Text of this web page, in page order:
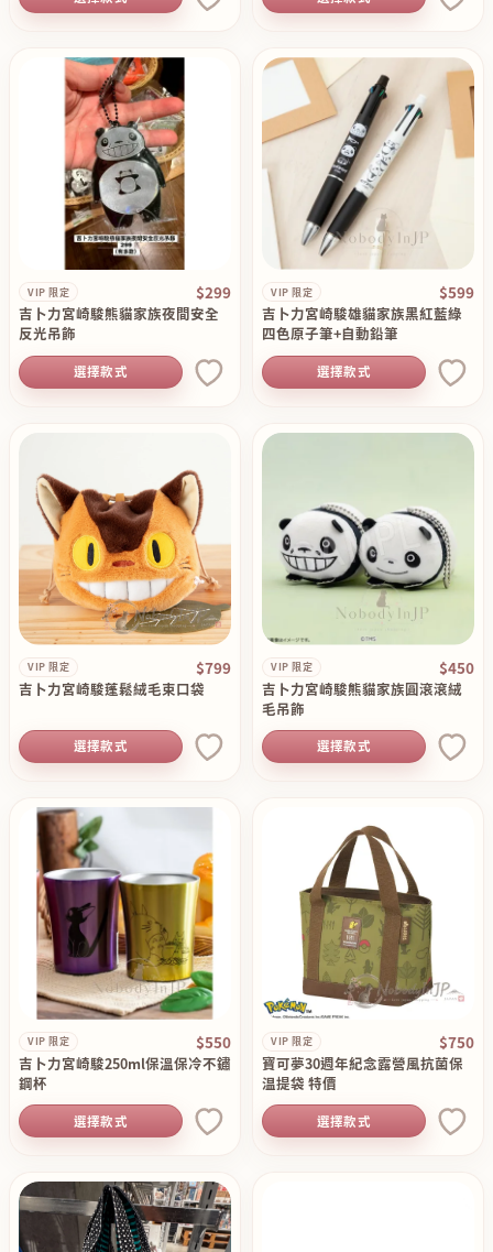
VIP 限定 $299
吉卜力宮崎駿熊貓家族夜間安全
反光吊飾
選擇款式
VIP 限定 $599
吉卜力宮崎駿雄貓家族黑紅藍綠
四色原子筆+自動鉛筆
選擇款式
VIP 限定 $799
吉卜力宮崎駿蓬鬆絨毛束口袋
選擇款式
VIP 限定 $450
吉卜力宮崎駿熊貓家族圓滾滾絨
毛吊飾
選擇款式
VIP 限定 $550
吉卜力宮崎駿250ml保溫保冷不鏽
鋼杯
選擇款式
VIP 限定 $750
寶可夢30週年紀念露營風抗菌保
温提袋 特價
選擇款式